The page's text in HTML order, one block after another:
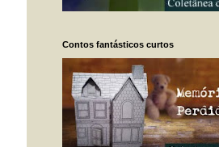
Contos fantásticos curtos